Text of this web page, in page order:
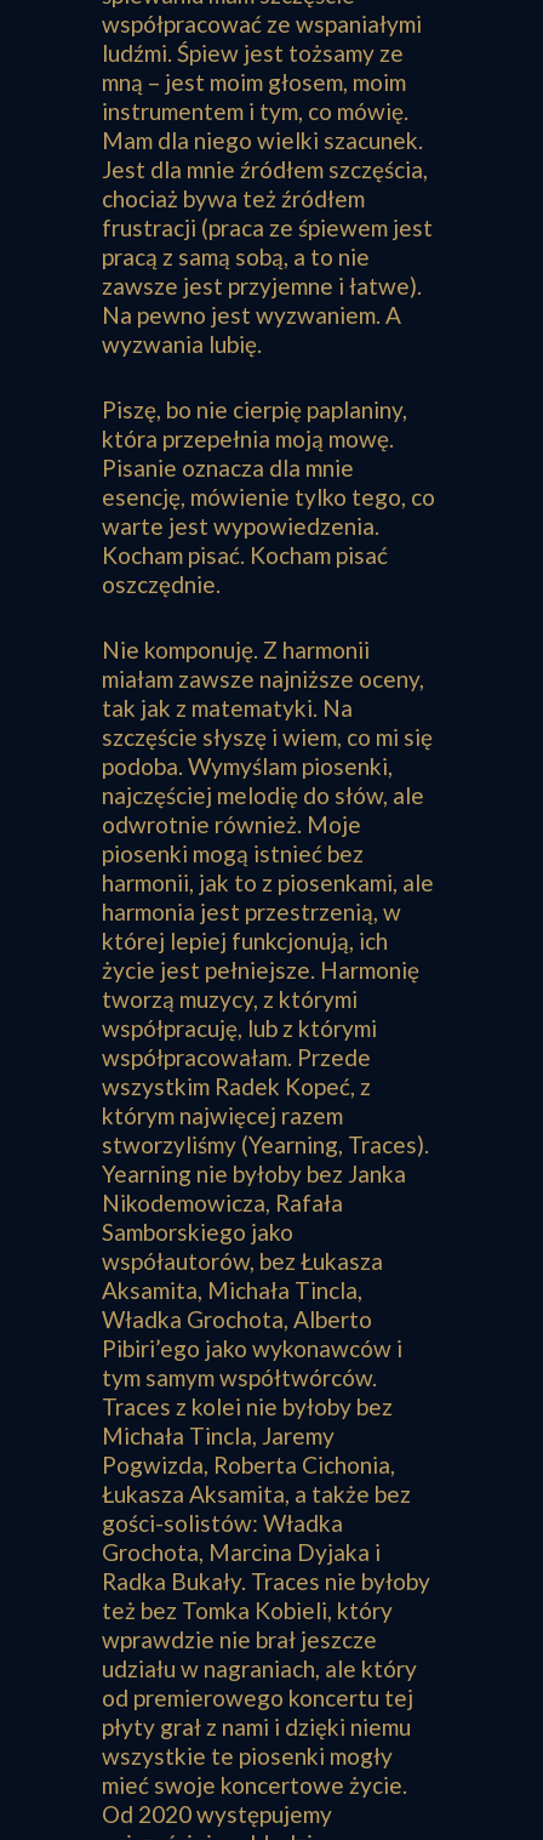
współpracować ze wspaniałymi
ludźmi. Śpiew jest tożsamy ze
mną – jest moim głosem, moim
instrumentem i tym, co mówię.
Mam dla niego wielki szacunek.
Jest dla mnie źródłem szczęścia,
chociaż bywa też źródłem
frustracji (praca ze śpiewem jest
pracą z samą sobą, a to nie
zawsze jest przyjemne i łatwe).
Na pewno jest wyzwaniem. A
wyzwania lubię.
Piszę, bo nie cierpię paplaniny,
która przepełnia moją mowę.
Pisanie oznacza dla mnie
esencję, mówienie tylko tego, co
warte jest wypowiedzenia.
Kocham pisać. Kocham pisać
oszczędnie.
Nie komponuję. Z harmonii
miałam zawsze najniższe oceny,
tak jak z matematyki. Na
szczęście słyszę i wiem, co mi się
podoba. Wymyślam piosenki,
najczęściej melodię do słów, ale
odwrotnie również. Moje
piosenki mogą istnieć bez
harmonii, jak to z piosenkami, ale
harmonia jest przestrzenią, w
której lepiej funkcjonują, ich
życie jest pełniejsze. Harmonię
tworzą muzycy, z którymi
współpracuję, lub z którymi
współpracowałam. Przede
wszystkim Radek Kopeć, z
którym najwięcej razem
stworzyliśmy (Yearning, Traces).
Yearning nie byłoby bez Janka
Nikodemowicza, Rafała
Samborskiego jako
współautorów, bez Łukasza
Aksamita, Michała Tincla,
Władka Grochota, Alberto
Pibiri’ego jako wykonawców i
tym samym współtwórców.
Traces z kolei nie byłoby bez
Michała Tincla, Jaremy
Pogwizda, Roberta Cichonia,
Łukasza Aksamita, a także bez
gości-solistów: Władka
Grochota, Marcina Dyjaka i
Radka Bukały. Traces nie byłoby
też bez Tomka Kobieli, który
wprawdzie nie brał jeszcze
udziału w nagraniach, ale który
od premierowego koncertu tej
płyty grał z nami i dzięki niemu
wszystkie te piosenki mogły
mieć swoje koncertowe życie.
Od 2020 występujemy